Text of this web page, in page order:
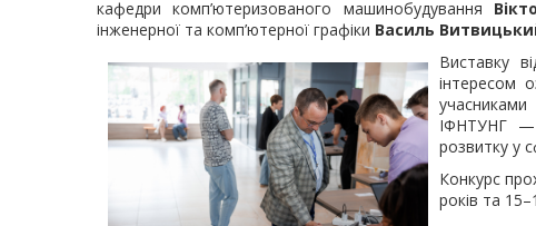
кафедри комп’ютеризованого машинобудування
інженерної та комп’ютерної графіки Василь
Виставку
інтересом
ІФНТУНГ —
розвитку у
Конкурс
років та